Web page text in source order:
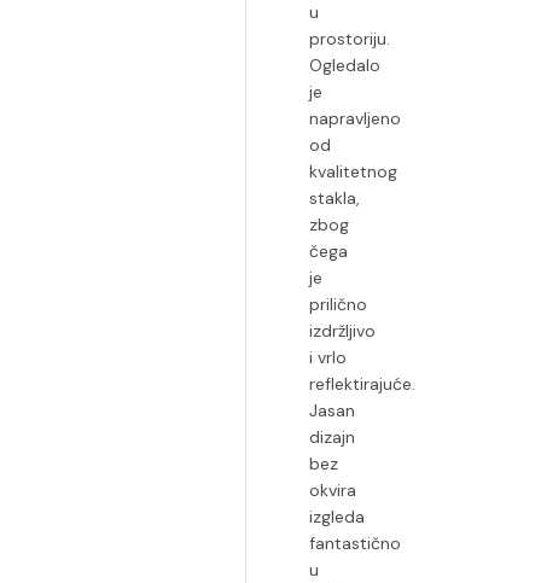
u
prostoriju.
Ogledalo
je
napravljeno
od
kvalitetnog
stakla,
zbog
čega
je
prilično
izdržljivo
i vrlo
reflektirajuće.
Jasan
dizajn
bez
okvira
izgleda
fantastično
u